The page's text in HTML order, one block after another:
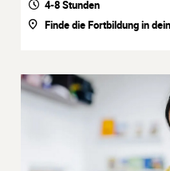
4-8 Stunden
Finde die Fortbildung in